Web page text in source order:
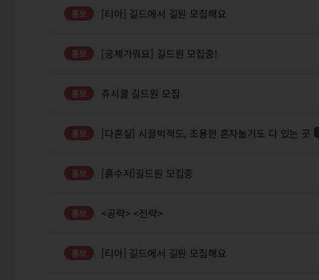
[티아] 길드에서 길원 모집해요
[공제가뭐요] 길드원 모집중!
쥬시쿨 길드원 모집
[다혼싶] 시끌벅적도, 조용한 혼자놀기도 다 있는 곳
[흙수저]길드원 모집중
<공략> <전략>
[티아] 길드에서 길원 모집해요